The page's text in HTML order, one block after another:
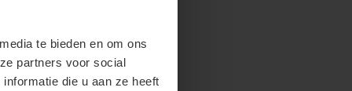
te bieden en om ons
partners voor social
die u aan ze heeft